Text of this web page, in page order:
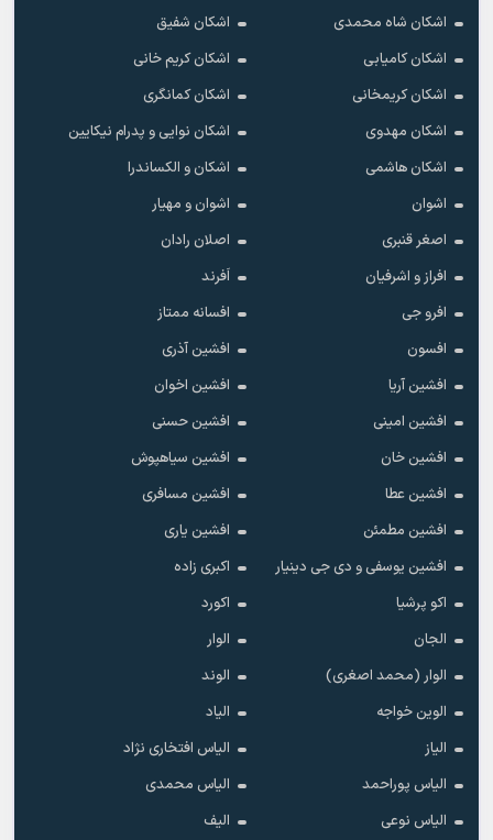
اشکان شاه محمدی
اشکان شفیق
اشکان کامیابی
اشکان کریم خانی
اشکان کریمخانی
اشکان کمانگری
اشکان مهدوی
اشکان نوایی و پدرام نیکایین
اشکان هاشمی
اشکان و الکساندرا
اشوان
اشوان و مهیار
اصغر قنبری
اصلان رادان
افراز و اشرفیان
اَفرند
افرو جی
افسانه ممتاز
افسون
افشین آذری
افشین آریا
افشین اخوان
افشین امینی
افشین حسنی
افشین خان
افشین سیاهپوش
افشین عطا
افشین مسافری
افشین مطمئن
افشین یاری
افشین یوسفی و دی جی دینیار
اکبری زاده
اکو پرشیا
اکورد
الجان
الوار
الوار (محمد اصغری)
الوند
الوین خواجه
الیاد
الیاز
الیاس افتخاری نژاد
الیاس پوراحمد
الیاس محمدی
الیاس نوعی
الیف